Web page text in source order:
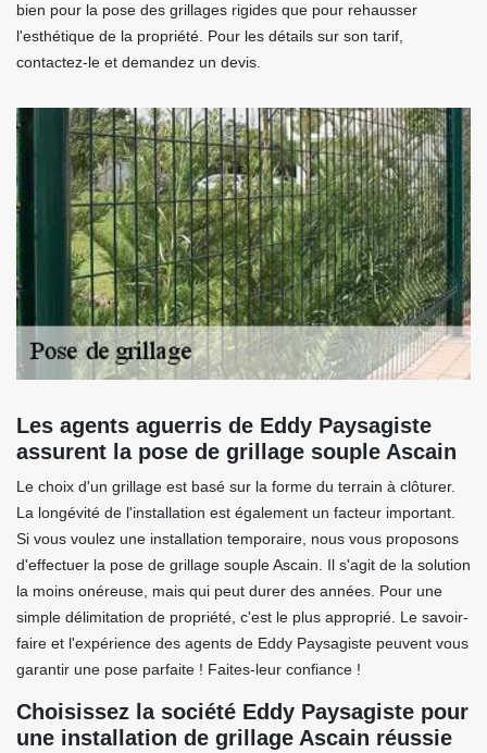
bien pour la pose des grillages rigides que pour rehausser
l'esthétique de la propriété. Pour les détails sur son tarif,
contactez-le et demandez un devis.
Les agents aguerris de Eddy Paysagiste
assurent la pose de grillage souple Ascain
Le choix d'un grillage est basé sur la forme du terrain à clôturer.
La longévité de l'installation est également un facteur important.
Si vous voulez une installation temporaire, nous vous proposons
d'effectuer la pose de grillage souple Ascain. Il s'agit de la solution
la moins onéreuse, mais qui peut durer des années. Pour une
simple délimitation de propriété, c'est le plus approprié. Le savoir-
faire et l'expérience des agents de Eddy Paysagiste peuvent vous
garantir une pose parfaite ! Faites-leur confiance !
Choisissez la société Eddy Paysagiste pour
une installation de grillage Ascain réussie